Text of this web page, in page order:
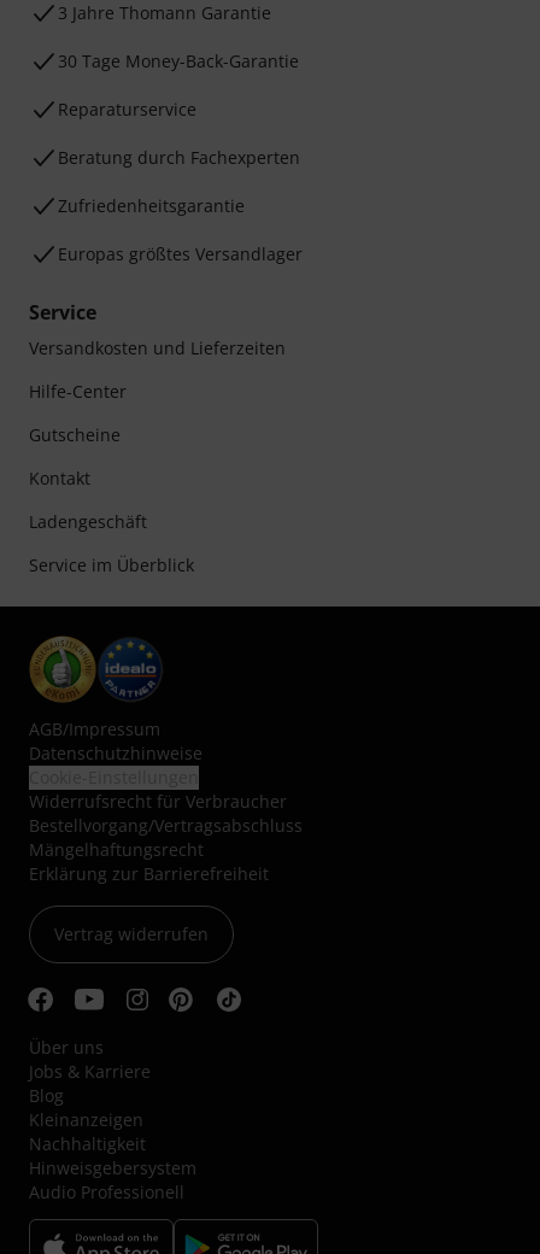
3 Jahre Thomann Garantie
30 Tage Money-Back-Garantie
Reparaturservice
Beratung durch Fachexperten
Zufriedenheitsgarantie
Europas größtes Versandlager
Service
Versandkosten und Lieferzeiten
Hilfe-Center
Gutscheine
Kontakt
Ladengeschäft
Service im Überblick
AGB/Impressum
Datenschutzhinweise
Widerrufsrecht für Verbraucher
Bestellvorgang/Vertragsabschluss
Mängelhaftungsrecht
Erklärung zur Barrierefreiheit
Vertrag widerrufen
Über uns
Jobs & Karriere
Blog
Kleinanzeigen
Nachhaltigkeit
Hinweisgebersystem
Audio Professionell